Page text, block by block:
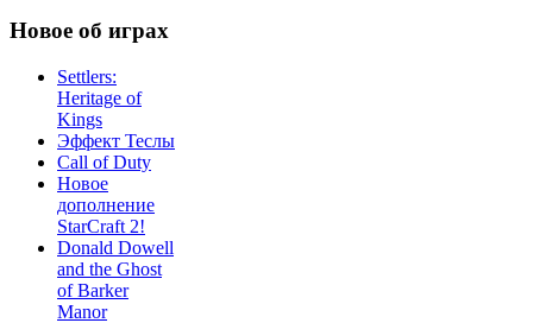
Новое об играх
Settlers:
Heritage of
Kings
Эффект Теслы
Call of Duty
Новое
дополнение
StarCraft 2!
Donald Dowell
and the Ghost
of Barker
Manor